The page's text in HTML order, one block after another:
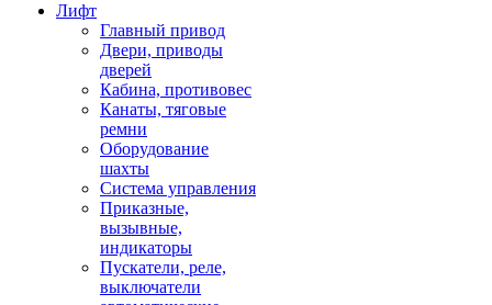
Лифт
Главный привод
Двери, приводы
дверей
Кабина, противовес
Канаты, тяговые
ремни
Оборудование
шахты
Система управления
Приказные,
вызывные,
индикаторы
Пускатели, реле,
выключатели